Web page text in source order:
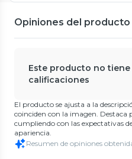
Opiniones del producto
Este producto no
calificaciones
El producto se ajusta a la
coinciden con la imagen. Destaca
cumpliendo con las expectativas
apariencia.
Resumen de opiniones